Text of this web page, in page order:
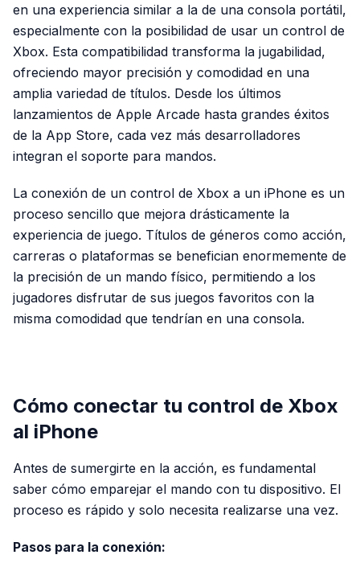
en una experiencia similar a la de una consola portátil,
especialmente con la posibilidad de usar un control de
Xbox. Esta compatibilidad transforma la jugabilidad,
ofreciendo mayor precisión y comodidad en una
amplia variedad de títulos. Desde los últimos
lanzamientos de Apple Arcade hasta grandes éxitos
de la App Store, cada vez más desarrolladores
integran el soporte para mandos.
La conexión de un control de Xbox a un iPhone es un
proceso sencillo que mejora drásticamente la
experiencia de juego. Títulos de géneros como acción,
carreras o plataformas se benefician enormemente de
la precisión de un mando físico, permitiendo a los
jugadores disfrutar de sus juegos favoritos con la
misma comodidad que tendrían en una consola.
Cómo conectar tu control de Xbox
al iPhone
Antes de sumergirte en la acción, es fundamental
saber cómo emparejar el mando con tu dispositivo. El
proceso es rápido y solo necesita realizarse una vez.
Pasos para la conexión: